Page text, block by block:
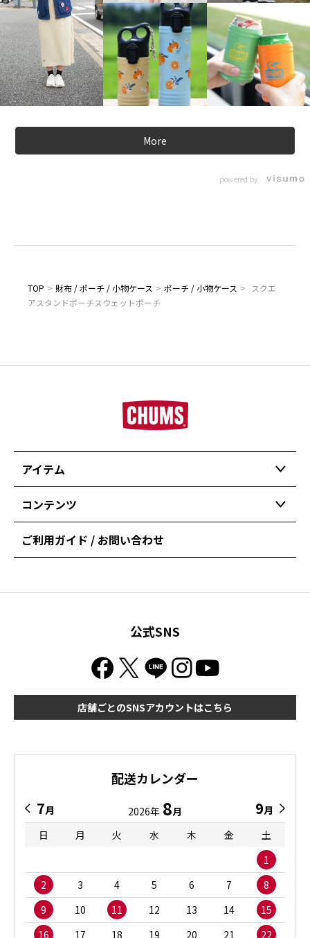
More
powered by
TOP > 財布 / ポーチ / 小物ケース > ポーチ / 小物ケース >
スクエ
アスタンドポーチスウェットポーチ
アイテム
コンテンツ
ご利用ガイド / お問い合わせ
公式SNS
店舗ごとのSNSアカウントはこちら
配送カレンダー
7月 2026年 8月 9月
日
月 火 水 木 金
土
1
2
3 4 5 6 7
8
9
10 11 12 13 14
15
16
17 18 19 20 21 22